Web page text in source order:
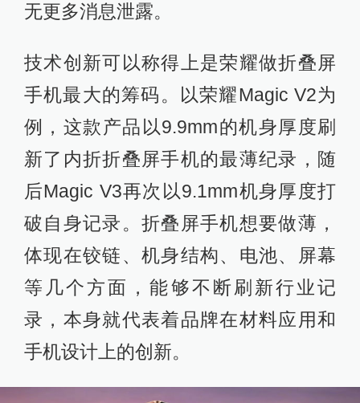
无更多消息泄露。
技术创新可以称得上是荣耀做折叠屏
手机最大的筹码。以荣耀Magic V2为
例，这款产品以9.9mm的机身厚度刷
新了内折折叠屏手机的最薄纪录，随
后Magic V3再次以9.1mm机身厚度打
破自身记录。折叠屏手机想要做薄，
体现在铰链、机身结构、电池、屏幕
等几个方面，能够不断刷新行业记
录，本身就代表着品牌在材料应用和
手机设计上的创新。